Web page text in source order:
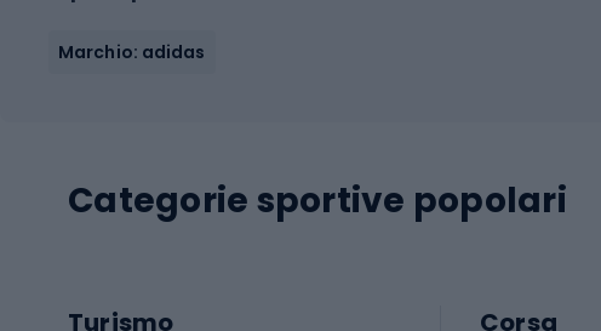
Marchio: adidas
Categorie sportive popolari
Turismo Corsa